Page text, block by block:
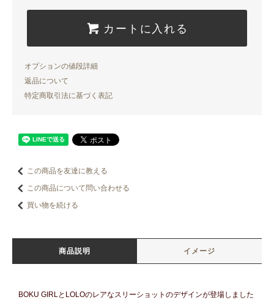
カートに入れる
オプションの値段詳細
返品について
特定商取引法に基づく表記
この商品を友達に教える
この商品について問い合わせる
買い物を続ける
商品説明 イメージ
BOKU GIRLとLOLOのレアなスリーショットのデザインが登場しました